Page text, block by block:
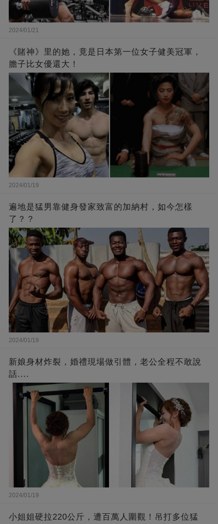
2024/01/21
《賭神》里的她，竟是日本第一位女子健美冠軍，
膽子比女優還大！
2024/01/19
遍地是猛男靠健身發家致富的加納村，如今怎樣
了？？
2024/01/19
新娘身材炸裂，婚禮現場做引體，老公全程不敢說
話....
2024/01/19
小姐姐硬拉220公斤，遭百萬人圍觀！吊打多位猛